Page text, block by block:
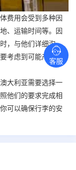
费用会受到多种因
、运输时间等。因
，与他们详细沟
考虑到可能产生的
大利亚需要选择一
他们的要求完成相
可以确保行李的安
客服